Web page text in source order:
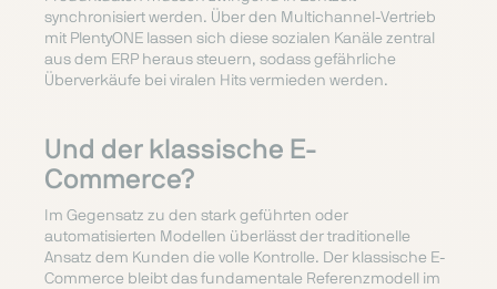
synchronisiert werden. Über den Multichannel-Vertrieb
mit PlentyONE lassen sich diese sozialen Kanäle zentral
aus dem ERP heraus steuern, sodass gefährliche
Überverkäufe bei viralen Hits vermieden werden.
Und der klassische E-
Commerce?
Im Gegensatz zu den stark geführten oder
automatisierten Modellen überlässt der traditionelle
Ansatz dem Kunden die volle Kontrolle. Der klassische E-
Commerce bleibt das fundamentale Referenzmodell im